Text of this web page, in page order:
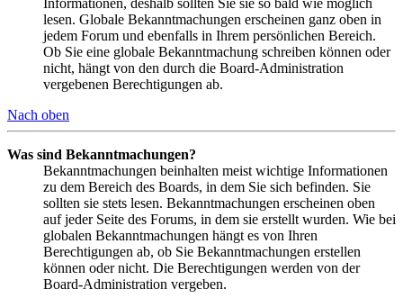
lesen. Globale Bekanntmachungen erscheinen ganz oben in
jedem Forum und ebenfalls in Ihrem persönlichen Bereich.
Ob Sie eine globale Bekanntmachung schreiben können oder
nicht, hängt von den durch die Board-Administration
vergebenen Berechtigungen ab.
Nach oben
Was sind Bekanntmachungen?
Bekanntmachungen beinhalten meist wichtige Informationen
zu dem Bereich des Boards, in dem Sie sich befinden. Sie
sollten sie stets lesen. Bekanntmachungen erscheinen oben
auf jeder Seite des Forums, in dem sie erstellt wurden. Wie bei
globalen Bekanntmachungen hängt es von Ihren
Berechtigungen ab, ob Sie Bekanntmachungen erstellen
können oder nicht. Die Berechtigungen werden von der
Board-Administration vergeben.